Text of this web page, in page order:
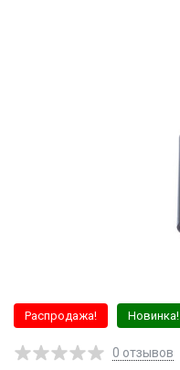
Распродажа! Новинка!
0 отзывов